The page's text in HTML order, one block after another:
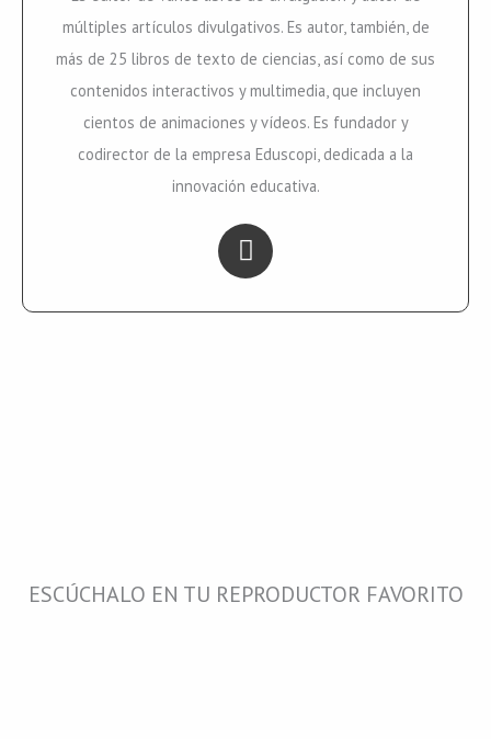
múltiples artículos divulgativos. Es autor, también, de
más de 25 libros de texto de ciencias, así como de sus
contenidos interactivos y multimedia, que incluyen
cientos de animaciones y vídeos. Es fundador y
codirector de la empresa Eduscopi, dedicada a la
innovación educativa.
L
i
n
k
ESCÚCHALO EN TU REPRODUCTOR FAVORITO